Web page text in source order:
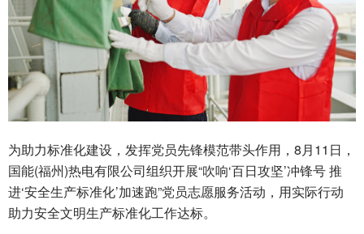
为助力标准化建设，发挥党员先锋模范带头作用，8月11日，
国能(福州)热电有限公司组织开展“吹响‘百日攻坚’冲锋号 推
进‘安全生产标准化’加速跑”党员志愿服务活动，用实际行动
助力安全文明生产标准化工作达标。